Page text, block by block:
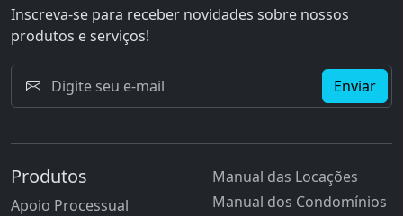
Inscreva-se para receber novidades sobre nossos
produtos e serviços!
Enviar
Produtos
Apoio Processual
Manual das Locações
Manual dos Condomínios